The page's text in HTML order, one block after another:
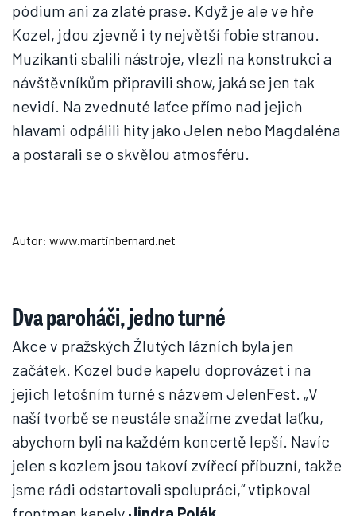
pódium ani za zlaté prase. Když je ale ve hře
Kozel, jdou zjevně i ty největší fobie stranou.
Muzikanti sbalili nástroje, vlezli na konstrukci a
návštěvníkům připravili show, jaká se jen tak
nevidí. Na zvednuté laťce přímo nad jejich
hlavami odpálili hity jako Jelen nebo Magdaléna
a postarali se o skvělou atmosféru.
Autor: www.martinbernard.net
Dva paroháči, jedno turné
Akce v pražských Žlutých lázních byla jen
začátek. Kozel bude kapelu doprovázet i na
jejich letošním turné s názvem JelenFest. „V
naší tvorbě se neustále snažíme zvedat laťku,
abychom byli na každém koncertě lepší. Navíc
jelen s kozlem jsou takoví zvířecí příbuzní, takže
jsme rádi odstartovali spolupráci,“ vtipkoval